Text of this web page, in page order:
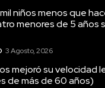
niños menos que
menores de 5 años
3 Agosto, 2026
mejoró su velocidad
de más de 60 años)